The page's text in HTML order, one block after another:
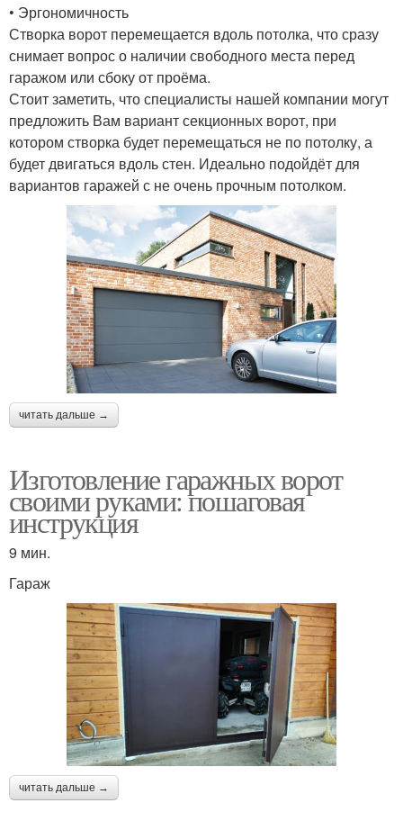
• Эргономичность
Створка ворот перемещается вдоль потолка, что сразу
снимает вопрос о наличии свободного места перед
гаражом или сбоку от проёма.
Стоит заметить, что специалисты нашей компании могут
предложить Вам вариант секционных ворот, при
котором створка будет перемещаться не по потолку, а
будет двигаться вдоль стен. Идеально подойдёт для
вариантов гаражей с не очень прочным потолком.
читать дальше →
Изготовление гаражных ворот
своими руками: пошаговая
инструкция
9 мин.
Гараж
читать дальше →